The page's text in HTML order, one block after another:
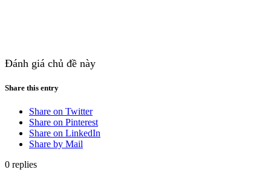
Đánh giá chủ đề này
Share this entry
Share on Twitter
Share on Pinterest
Share on LinkedIn
Share by Mail
0 replies